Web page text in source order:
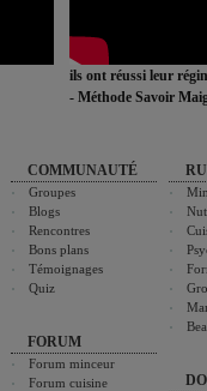
ils ont réussi leur
- Méthode Savoir
COMMUNAUTÉ
Groupes
Blogs
Rencontres
Bons plans
Témoignages
Quiz
FORUM
Forum minceur
Forum cuisine